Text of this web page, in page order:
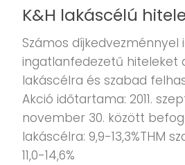
K&H lakáscélú
Számos díjkedvezménnyel
ingatlanfedezetű hiteleket
lakáscélra és szabad
Akció időtartama: 2011.
november 30. között
lakáscélra: 9,9-13,3%THM
11,0-14,6%